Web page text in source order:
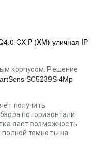
CX-P (XM) уличная IP
корпусом. Решение
SC5239S 4Mp
получить
по горизонтали
дает возможность
темноты на